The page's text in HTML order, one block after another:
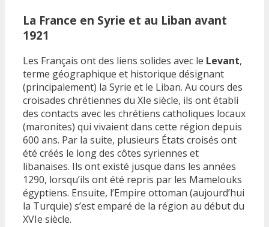
La France en Syrie et au Liban avant
1921
Les Français ont des liens solides avec le Levant,
terme géographique et historique désignant
(principalement) la Syrie et le Liban. Au cours des
croisades chrétiennes du XIe siècle, ils ont établi
des contacts avec les chrétiens catholiques locaux
(maronites) qui vivaient dans cette région depuis
600 ans. Par la suite, plusieurs États croisés ont
été créés le long des côtes syriennes et
libanaises. Ils ont existé jusque dans les années
1290, lorsqu’ils ont été repris par les Mamelouks
égyptiens. Ensuite, l’Empire ottoman (aujourd’hui
la Turquie) s’est emparé de la région au début du
XVIe siècle.